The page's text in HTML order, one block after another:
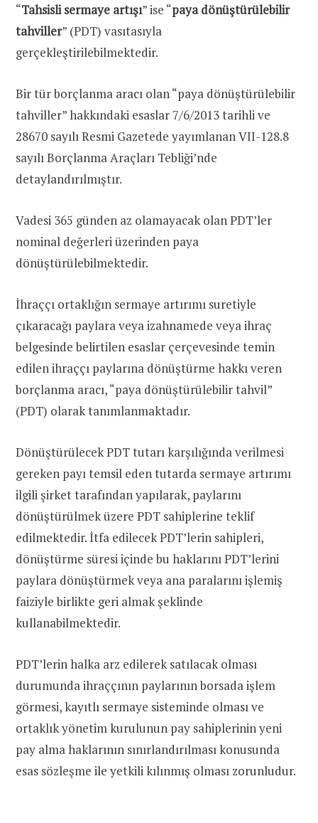
“Tahsisli sermaye artışı” ise “paya dönüştürülebilir
tahviller” (PDT) vasıtasıyla
gerçekleştirilebilmektedir.
Bir tür borçlanma aracı olan “paya dönüştürülebilir
tahviller” hakkındaki esaslar 7/6/2013 tarihli ve
28670 sayılı Resmi Gazetede yayımlanan VII-128.8
sayılı Borçlanma Araçları Tebliği’nde
detaylandırılmıştır.
Vadesi 365 günden az olamayacak olan PDT’ler
nominal değerleri üzerinden paya
dönüştürülebilmektedir.
İhraççı ortaklığın sermaye artırımı suretiyle
çıkaracağı paylara veya izahnamede veya ihraç
belgesinde belirtilen esaslar çerçevesinde temin
edilen ihraççı paylarına dönüştürme hakkı veren
borçlanma aracı, “paya dönüştürülebilir tahvil”
(PDT) olarak tanımlanmaktadır.
Dönüştürülecek PDT tutarı karşılığında verilmesi
gereken payı temsil eden tutarda sermaye artırımı
ilgili şirket tarafından yapılarak, paylarını
dönüştürülmek üzere PDT sahiplerine teklif
edilmektedir. İtfa edilecek PDT’lerin sahipleri,
dönüştürme süresi içinde bu haklarını PDT’lerini
paylara dönüştürmek veya ana paralarını işlemiş
faiziyle birlikte geri almak şeklinde
kullanabilmektedir.
PDT’lerin halka arz edilerek satılacak olması
durumunda ihraççının paylarının borsada işlem
görmesi, kayıtlı sermaye sisteminde olması ve
ortaklık yönetim kurulunun pay sahiplerinin yeni
pay alma haklarının sınırlandırılması konusunda
esas sözleşme ile yetkili kılınmış olması zorunludur.